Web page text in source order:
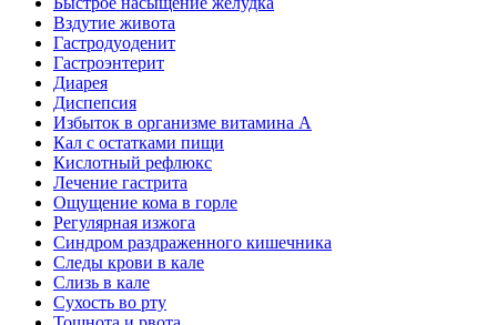
Вздутие живота
Гастродуоденит
Гастроэнтерит
Диарея
Диспепсия
Избыток в организме витамина А
Кал с остатками пищи
Кислотный рефлюкс
Лечение гастрита
Ощущение кома в горле
Регулярная изжога
Синдром раздраженного кишечника
Следы крови в кале
Слизь в кале
Сухость во рту